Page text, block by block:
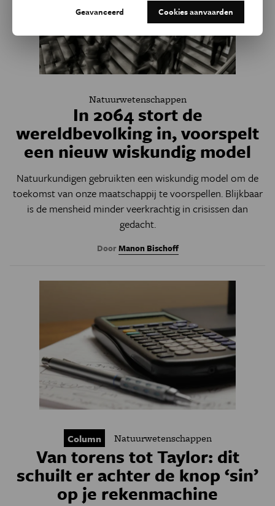
Natuurwetenschappen
In 2064 stort de
wereldbevolking in, voorspelt
een nieuw wiskundig model
Natuurkundigen gebruikten een wiskundig model om de
toekomst van onze maatschappij te voorspellen. Blijkbaar
is de mensheid minder veerkrachtig in crisissen dan
gedacht.
DoorManon Bischoff
Column Natuurwetenschappen
Van torens tot Taylor: dit
schuilt er achter de knop ‘sin’
op je rekenmachine
Geavanceerd Cookies aanvaarden